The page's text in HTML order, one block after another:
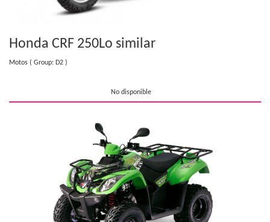
Honda CRF 250Lo similar
Motos ( Group: D2 )
No disponible